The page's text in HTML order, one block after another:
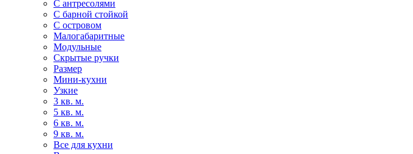
С антресолями
С барной стойкой
С островом
Малогабаритные
Модульные
Скрытые ручки
Размер
Мини-кухни
Узкие
3 кв. м.
5 кв. м.
6 кв. м.
9 кв. м.
Все для кухни